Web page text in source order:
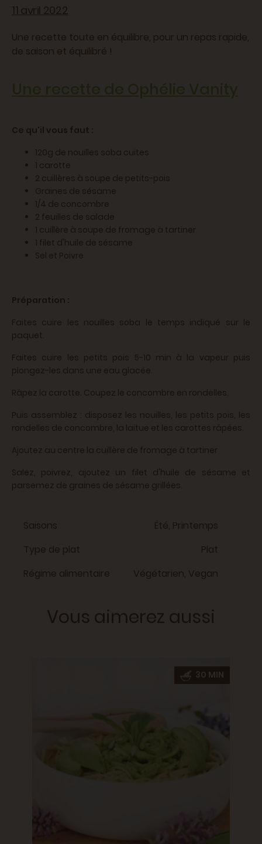
11 avril 2022
Une recette toute en équilibre, pour un repas rapide,
de saison et équilibré !
Une recette de Ophélie Vanity
Ce qu'il vous faut :
120g de nouilles soba cuites
1 carotte
2 cuillères à soupe de petits-pois
Graines de sésame
1/4 de concombre
2 feuilles de salade
1 cuillère à soupe de fromage à tartiner
1 filet d'huile de sésame
Sel et Poivre
Préparation :
Faites cuire les nouilles soba le temps indiqué sur le
paquet.
Faites cuire les petits pois 5-10 min à la vapeur puis
plongez-les dans une eau glacée.
Râpez la carotte. Coupez le concombre en rondelles.
Puis assemblez : disposez les nouilles, les petits pois, les
rondelles de concombre, la laitue et les carottes râpées.
Ajoutez au centre la cuillère de fromage à tartiner
Salez, poivrez, ajoutez un filet d'huile de sésame et
parsemez de graines de sésame grillées.
Saisons
Été, Printemps
Type de plat
Plat
Régime alimentaire
Végétarien, Vegan
Vous aimerez aussi
30 MIN